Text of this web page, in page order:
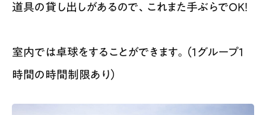
道具の貸し出しがあるので、これまた手ぶらでOK！
室内では卓球をすることができます。（1グループ1
時間の時間制限あり）